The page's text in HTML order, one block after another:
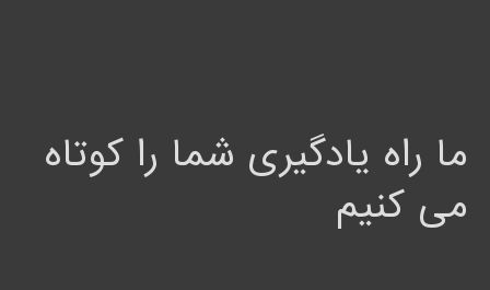
ما راه یادگیری شما را کوتاه
می کنیم